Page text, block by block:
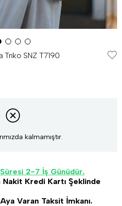
SNZ T7190
kalmamıştır.
2-7 İş Günüdür.
Kredi Kartı Şeklinde
Varan Taksit İmkanı.